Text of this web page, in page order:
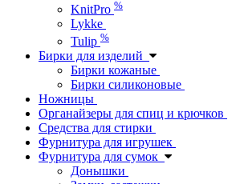
KnitPro %
Lykke
Tulip %
Бирки для изделий
Бирки кожаные
Бирки силиконовые
Ножницы
Органайзеры для спиц и крючков
Средства для стирки
Фурнитура для игрушек
Фурнитура для сумок
Донышки